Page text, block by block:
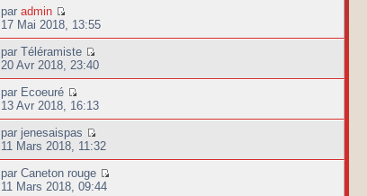
par admin
17 Mai 2018, 13:55
par Téléramiste
20 Avr 2018, 23:40
par Ecoeuré
13 Avr 2018, 16:13
par jenesaispas
11 Mars 2018, 11:32
par Caneton rouge
11 Mars 2018, 09:44